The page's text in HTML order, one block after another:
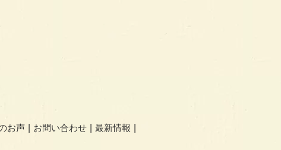
お声 お問い合わせ 最新情報